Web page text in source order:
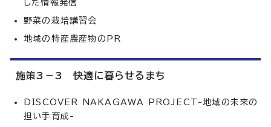
した情報発信
野菜の栽培講習会
地域の特産農産物のPR
施策3－3 快適に暮らせるまち
DISCOVER NAKAGAWA PROJECT-地域の未来の
担い手育成-